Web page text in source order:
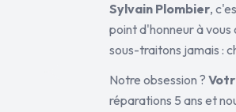
Sylvain Plombier,
point d'honneur à
sous-traitons jamais :
Notre obsession ?
réparations 5 ans et